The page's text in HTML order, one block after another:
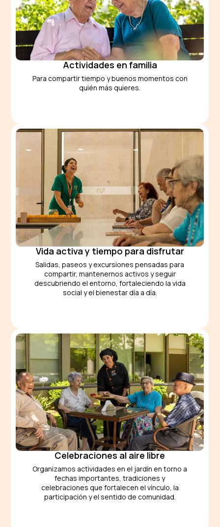
Actividades en familia
Para compartir tiempo y buenos momentos con
quién más quieres.
Vida activa y tiempo para disfrutar
Salidas, paseos y excursiones pensadas para
compartir, mantenernos activos y seguir
descubriendo el entorno, fortaleciendo la vida
social y el bienestar día a día.
Celebraciones al aire libre
Organizamos actividades en el jardín en torno a
fechas importantes, tradiciones y
celebraciones que fortalecen el vínculo, la
participación y el sentido de comunidad.